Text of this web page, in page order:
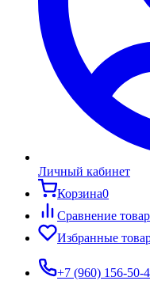
Личный кабинет
Корзина0
Сравнение
Избранные
+7 (960) 156-50-